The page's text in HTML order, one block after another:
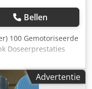
Bellen
100 Gemotoriseerde
Doseerprestaties
Adrja
Advertentie